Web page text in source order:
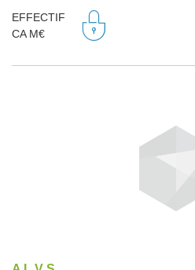
EFFECTIF
CA M€